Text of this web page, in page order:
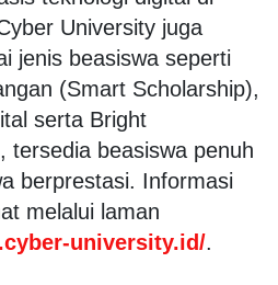
University juga
jenis beasiswa seperti
(Smart Scholarship),
serta Bright
tersedia beasiswa penuh
berprestasi. Informasi
melalui laman
university.id/.